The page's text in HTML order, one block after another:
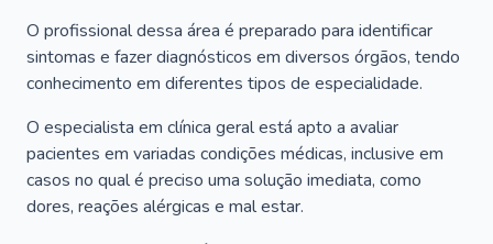
O profissional dessa área é preparado para identificar
sintomas e fazer diagnósticos em diversos órgãos, tendo
conhecimento em diferentes tipos de especialidade.
O especialista em clínica geral está apto a avaliar
pacientes em variadas condições médicas, inclusive em
casos no qual é preciso uma solução imediata, como
dores, reações alérgicas e mal estar.